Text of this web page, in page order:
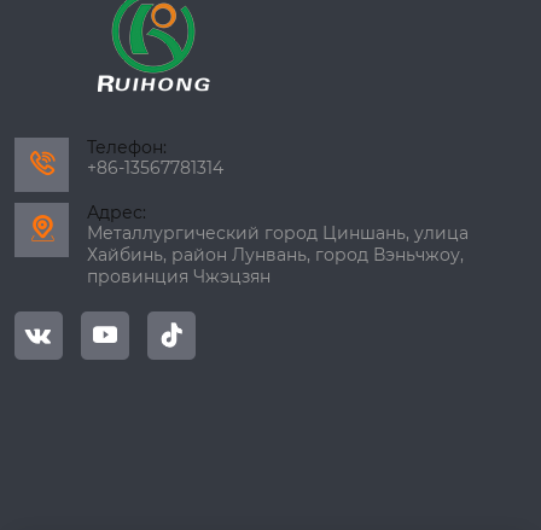

Телефон:
+86-13567781314

Адрес:
Металлургический город Циншань, улица
Хайбинь, район Лунвань, город Вэньчжоу,
провинция Чжэцзян
  